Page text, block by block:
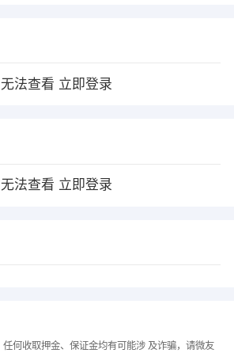
法查看 立即登录
法查看 立即登录
何收取押金、保证金均有可能涉 及诈骗，请微友